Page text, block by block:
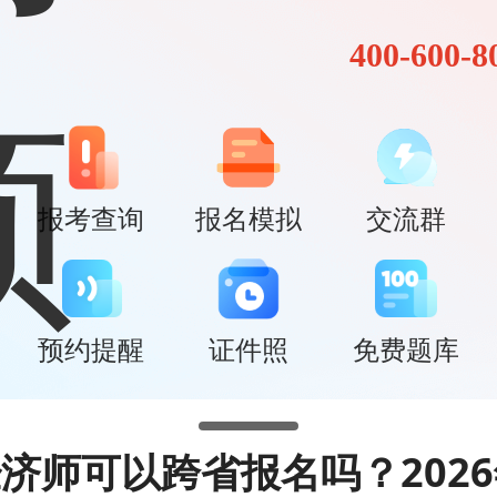
400-600-
报考查询 报名模拟 交流群
预约提醒 证件照 免费题库
师可以跨省报名吗？